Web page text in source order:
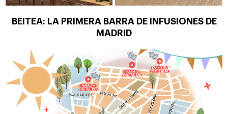
BEITEA: LA PRIMERA BARRA DE INFUSIONES DE
MADRID